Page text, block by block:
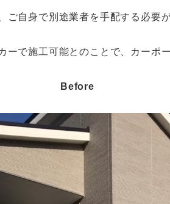
自身で別途業者を手配する必要が
で施工可能とのことで、カーポ
Before